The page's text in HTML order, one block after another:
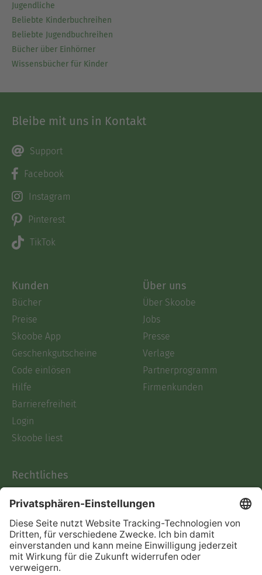
Jugendliche
Beliebte Kinderbuchreihen
Beliebte Jugendbuchreihen
Bücher über Einhörner
Wissensbücher für Kinder
Bleibe mit uns in Kontakt
Support
Facebook
Instagram
Pinterest
TikTok
Kunden
Bücher
Preise
Skoobe App
Geschenkgutscheine
Code einlösen
Hilfe
Barrierefreiheit
Login
Skoobe liest
Über uns
Über Skoobe
Jobs
Presse
Verlage
Partnerprogramm
Firmenkunden
Rechtliches
AGB
Informationen nach Data
Act
Verträge hier kündigen